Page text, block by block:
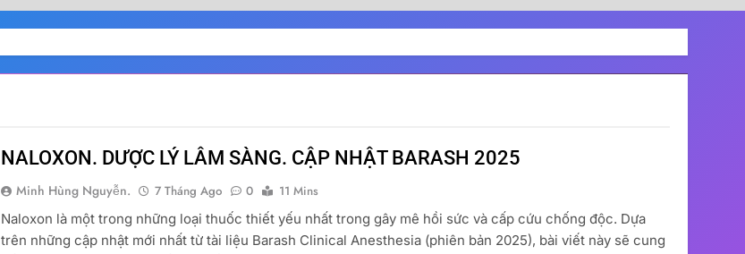
NALOXON. DƯỢC LÝ LÂM SÀNG. CẬP NHẬT BARASH 2025
Minh Hùng Nguyễn. 7 Tháng Ago 0
11 Mins
Naloxon là một trong những loại thuốc thiết yếu nhất trong gây mê hồi sức và cấp cứu chống độc. Dựa
trên những cập nhật mới nhất từ tài liệu Barash Clinical Anesthesia (phiên bản 2025), bài viết này sẽ cung